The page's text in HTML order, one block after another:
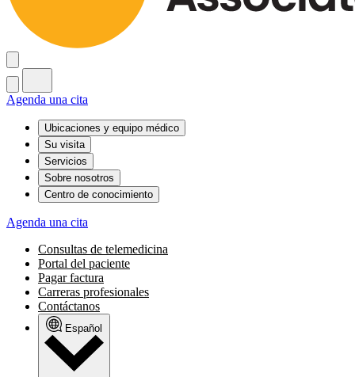
Agenda una cita
Ubicaciones y equipo médico
Su visita
Servicios
Sobre nosotros
Centro de conocimiento
Agenda una cita
Consultas de telemedicina
Portal del paciente
Pagar factura
Carreras profesionales
Contáctanos
Español